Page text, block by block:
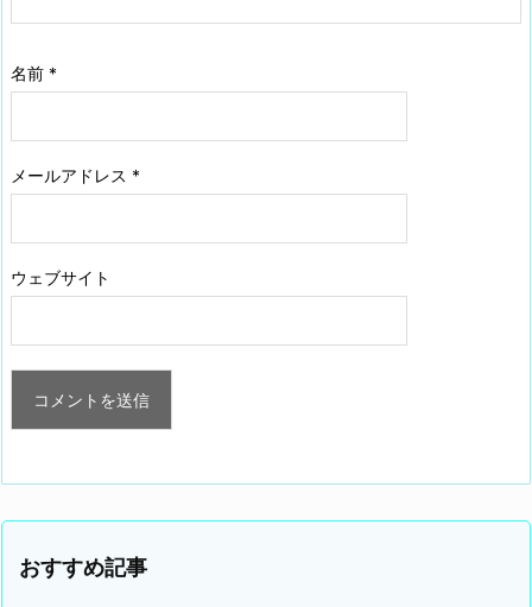
名前 *
メールアドレス *
ウェブサイト
おすすめ記事